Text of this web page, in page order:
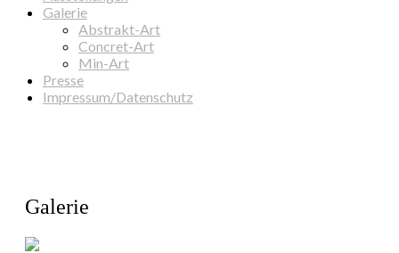
Galerie
Abstrakt-Art
Concret-Art
Min-Art
Presse
Impressum/Datenschutz
Galerie